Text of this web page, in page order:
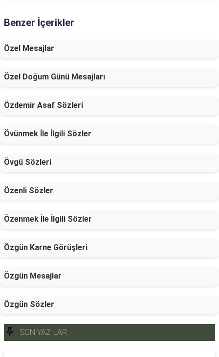
Benzer İçerikler
Özel Mesajlar
Özel Doğum Günü Mesajları
Özdemir Asaf Sözleri
Övünmek İle İlgili Sözler
Övgü Sözleri
Özenli Sözler
Özenmek İle İlgili Sözler
Özgün Karne Görüşleri
Özgün Mesajlar
Özgün Sözler
SON YAZILAR